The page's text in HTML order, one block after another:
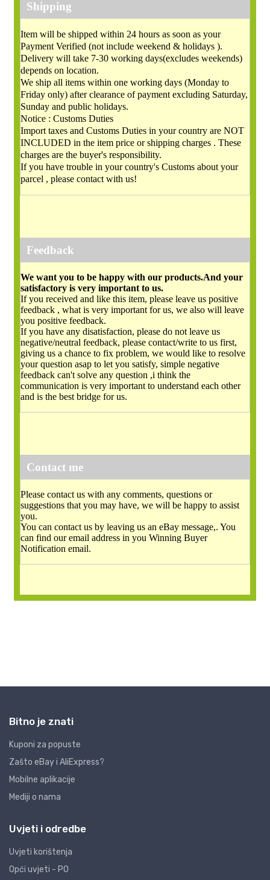
Bitno je znati
Kuponi za popuste
Zašto eBay i AliExpress?
Mobilne aplikacije
Mediji o nama
Uvjeti i odredbe
Uvjeti korištenja
Opći uvjeti - PO